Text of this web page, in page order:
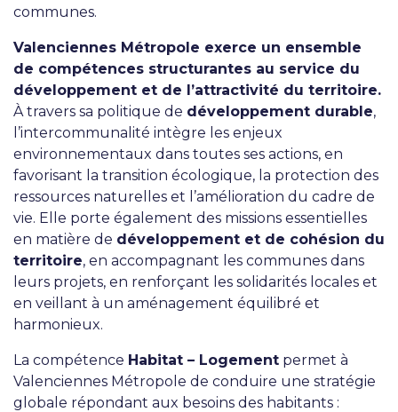
communes.
Valenciennes Métropole exerce un ensemble
de compétences structurantes au service du
développement et de l’attractivité du territoire.
À travers sa politique de développement durable,
l’intercommunalité intègre les enjeux
environnementaux dans toutes ses actions, en
favorisant la transition écologique, la protection des
ressources naturelles et l’amélioration du cadre de
vie. Elle porte également des missions essentielles
en matière de développement et de cohésion du
territoire, en accompagnant les communes dans
leurs projets, en renforçant les solidarités locales et
en veillant à un aménagement équilibré et
harmonieux.
La compétence Habitat – Logement permet à
Valenciennes Métropole de conduire une stratégie
globale répondant aux besoins des habitants :